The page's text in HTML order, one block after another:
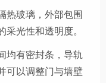
热玻璃，外部包围
光性和透明度。
均有密封条，导轨
可以调整门与墙壁